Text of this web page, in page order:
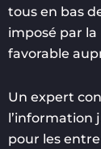
tous en bas
imposé par
favorable
Un expert
l’information
pour les